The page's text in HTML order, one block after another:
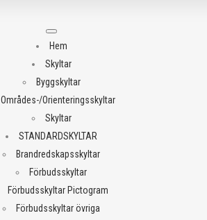
Meny
Hem
Skyltar
Byggskyltar
Områdes-/Orienteringsskyltar
Skyltar
STANDARDSKYLTAR
Brandredskapsskyltar
Förbudsskyltar
Förbudsskyltar Pictogram
Förbudsskyltar övriga